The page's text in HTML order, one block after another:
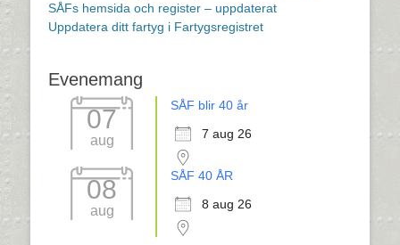
SÅFs hemsida och register – uppdaterat
Uppdatera ditt fartyg i Fartygsregistret
Evenemang
07
aug
SÅF blir 40 år
7 aug 26
08
aug
SÅF 40 ÅR
8 aug 26